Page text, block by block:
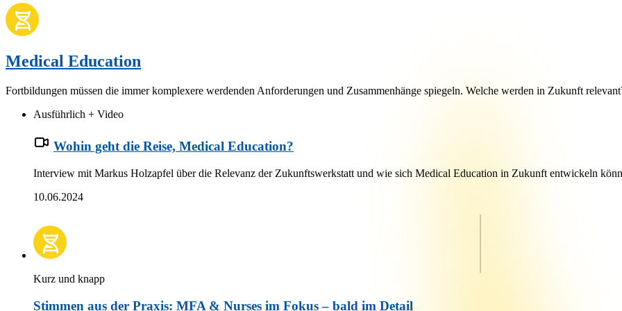
Medical Education
Fortbildungen müssen die immer komplexere werdenden Anforderungen und Zusammenhänge spiegeln. Welche werden in Zukunft
Ausführlich + Video
Wohin geht die Reise, Medical Education?
Interview mit Markus Holzapfel über die Relevanz der Zukunftswerkstatt und wie sich Medical Education in Zukunft entwickeln
10.06.2024
Kurz und knapp
Stimmen aus der Praxis: MFA & Nurses im Fokus – bald im Detail